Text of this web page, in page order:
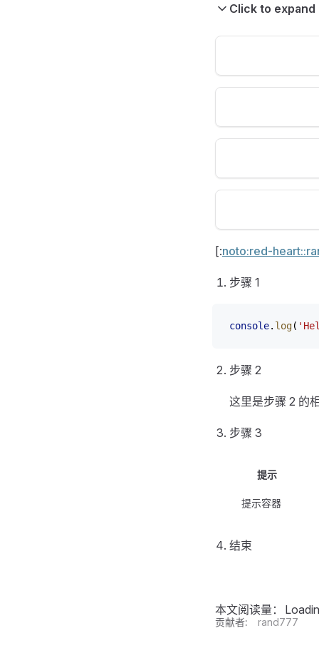
Click to
[:noto:red-
步骤 1
console. log(
步骤 2
这里是步骤 2 的
步骤 3
提示
提示容器
结束
本文阅读量：
贡献者: rand777